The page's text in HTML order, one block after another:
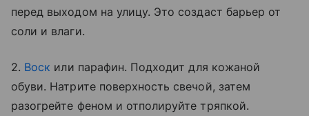
перед выходом на улицу. Это создаст барьер от
соли и влаги.
2. Воск или парафин. Подходит для кожаной
обуви. Натрите поверхность свечой, затем
разогрейте феном и отполируйте тряпкой.